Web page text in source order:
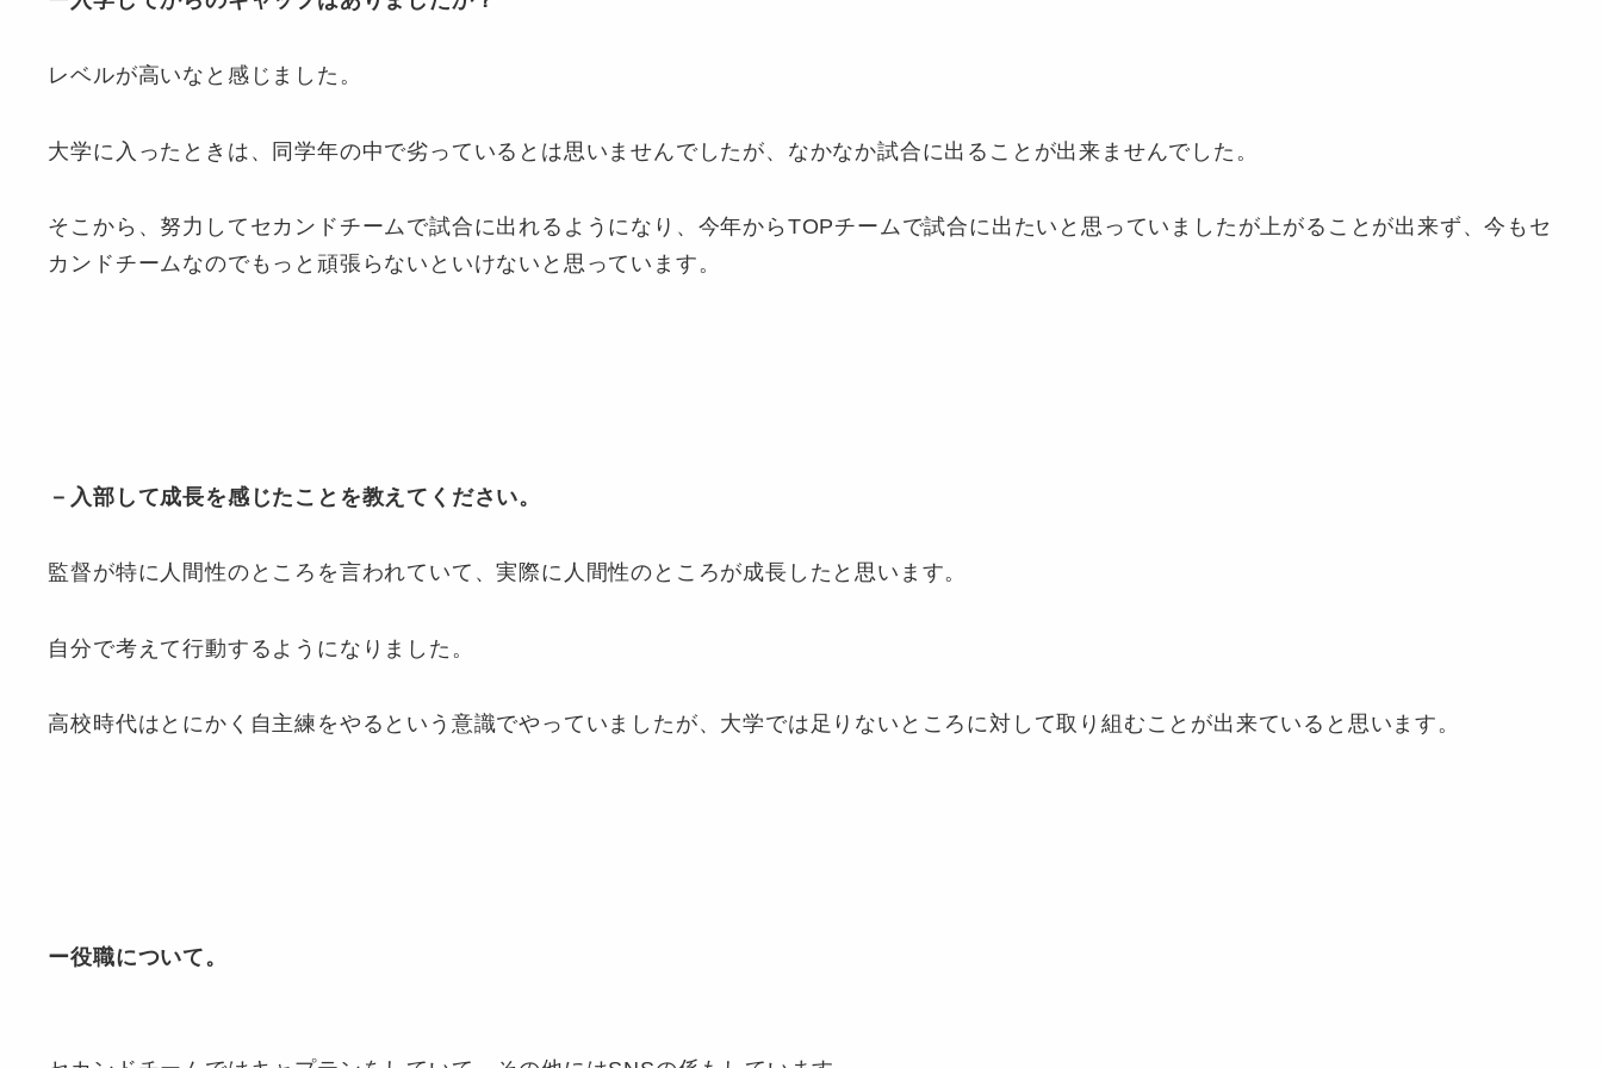
レベルが高いなと感じました。
大学に入ったときは、同学年の中で劣っているとは思いませんでしたが、なかなか試合に出ることが出来ませんでした。
そこから、努力してセカンドチームで試合に出れるようになり、今年からTOPチームで試合に出たいと思っていましたが上がることが出来ず、今もセ
カンドチームなのでもっと頑張らないといけないと思っています。
－入部して成長を感じたことを教えてください。
監督が特に人間性のところを言われていて、実際に人間性のところが成長したと思います。
自分で考えて行動するようになりました。
高校時代はとにかく自主練をやるという意識でやっていましたが、大学では足りないところに対して取り組むことが出来ていると思います。
ー役職について。